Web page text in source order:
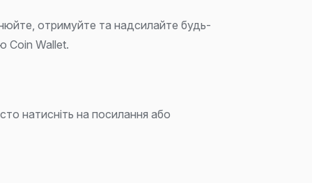
отримуйте та надсилайте будь-
Coin Wallet.
натисніть на посилання або